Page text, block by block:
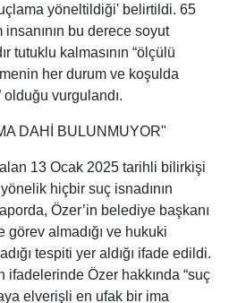
yöneltildiği' belirtildi. 65
bu derece soyut
tutuklu kalmasının “ölçülü
her durum ve koşulda
olduğu vurgulandı.
DAHİ BULUNMUYOR"
13 Ocak 2025 tarihli bilirkişi
hiçbir suç isnadının
Özer’in belediye başkanı
görev almadığı ve hukuki
tespiti yer aldığı ifade edildi.
ifadelerinde Özer hakkında “suç
elverişli en ufak bir ima